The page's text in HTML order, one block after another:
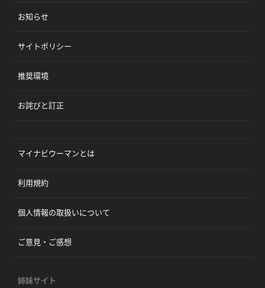
お知らせ
サイトポリシー
推奨環境
お詫びと訂正
マイナビウーマンとは
利用規約
個人情報の取扱いについて
ご意見・ご感想
姉妹サイト